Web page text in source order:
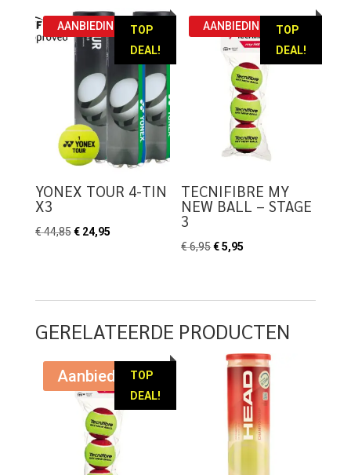
€ 14,95.€ 7,95.
TOP
DEAL!
AANBIEDING!
YONEX TOUR 4-TIN
X3
€44,85 Oorspronkelijke
€24,95Huidige
TOP
DEAL!
AANBIEDING!
TECNIFIBRE MY
NEW BALL – STAGE
3
€6,95Oorspronkelijke
€5,95
GERELATEERDE PRODUCTEN
TOP
DEAL!
Aanbieding!